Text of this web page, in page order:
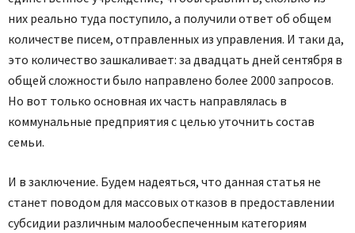
них реально туда поступило, а получили ответ об общем
количестве писем, отправленных из управления. И таки да,
это количество зашкаливает: за двадцать дней сентября в
общей сложности было направлено более 2000 запросов.
Но вот только основная их часть направлялась в
коммунальные предприятия с целью уточнить состав
семьи.
И в заключение. Будем надеяться, что данная статья не
станет поводом для массовых отказов в предоставлении
субсидии различным малообеспеченным категориям